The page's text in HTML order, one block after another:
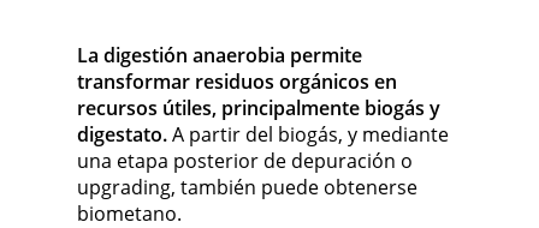
La digestión anaerobia permite
transformar residuos orgánicos en
recursos útiles, principalmente biogás y
digestato.A partir del biogás, y mediante
una etapa posterior de depuración o
upgrading, también puede obtenerse
biometano.